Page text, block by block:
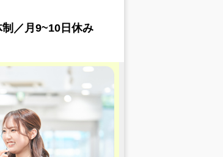
／月9~10日休み